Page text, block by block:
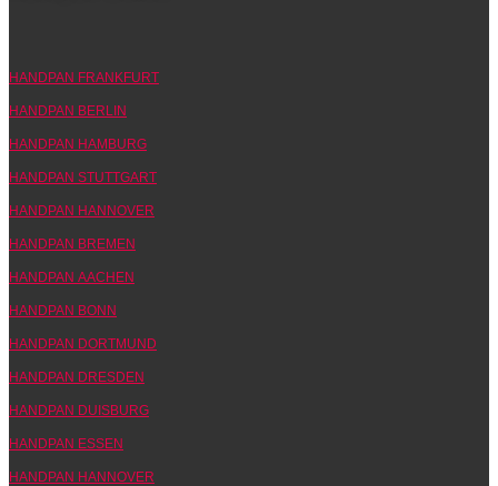
HANDPAN FRANKFURT
HANDPAN BERLIN
HANDPAN HAMBURG
HANDPAN STUTTGART
HANDPAN HANNOVER
HANDPAN BREMEN
HANDPAN AACHEN
HANDPAN BONN
HANDPAN DORTMUND
HANDPAN DRESDEN
HANDPAN DUISBURG
HANDPAN ESSEN
HANDPAN HANNOVER